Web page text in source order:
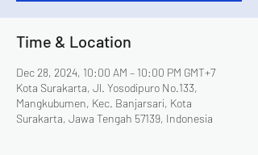
Time & Location
Dec 28, 2024, 10:00 AM – 10:00 PM GMT+7
Kota Surakarta, Jl. Yosodipuro No.133,
Mangkubumen, Kec. Banjarsari, Kota
Surakarta, Jawa Tengah 57139, Indonesia